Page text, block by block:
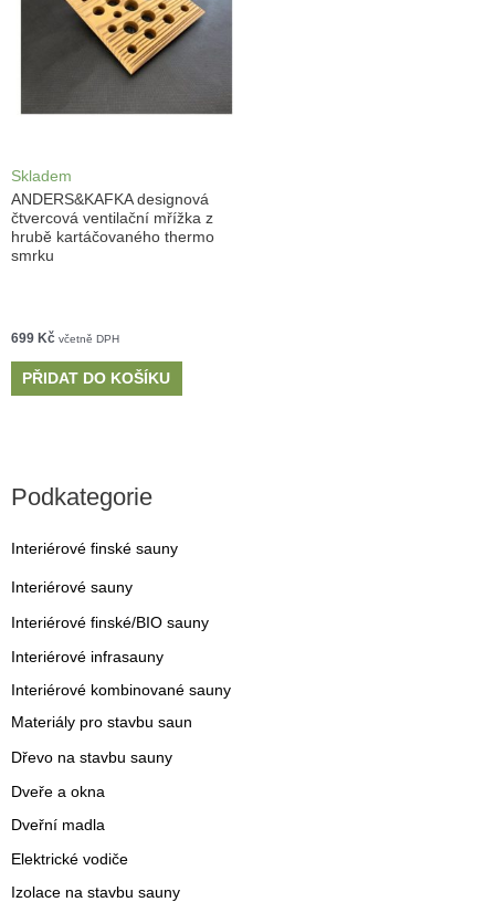
Podkategorie
Interiérové finské sauny
Interiérové sauny
Interiérové finské/BIO sauny
Interiérové infrasauny
Interiérové kombinované sauny
Materiály pro stavbu saun
Dřevo na stavbu sauny
Dveře a okna
Dveřní madla
Elektrické vodiče
Izolace na stavbu sauny
Skladem
ANDERS&KAFKA designová
čtvercová ventilační mřížka z
hrubě kartáčovaného thermo
smrku
699 Kč včetně DPH
PŘIDAT DO KOŠÍKU